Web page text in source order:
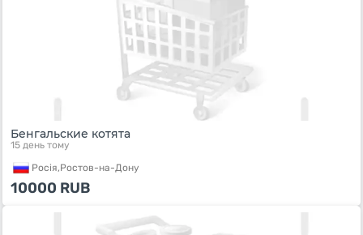
Бенгальские котята
15 день тому
Росiя,Ростов-на-Дону
10000 RUB